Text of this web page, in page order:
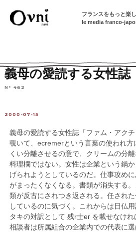
フランスをもっと楽
le media franco-
義母の愛読する女性誌
N° 462
2000-07-15
義母の愛読する女性誌「ファム・アク
覗いて、ecremerという言葉の使われ方
くい分離させるの意で、クリームの分
料理欄ではない。女性は企業という鍋
げられようとしているのだ。仕事攻め
がまったくなくなる。書類が消失する
類が反古にされつき返される。任され
しているのに気づく。これからは日仏
タキの対訳として 残r士er を載せなけれ
相談者は所属組合の企業内での代表に